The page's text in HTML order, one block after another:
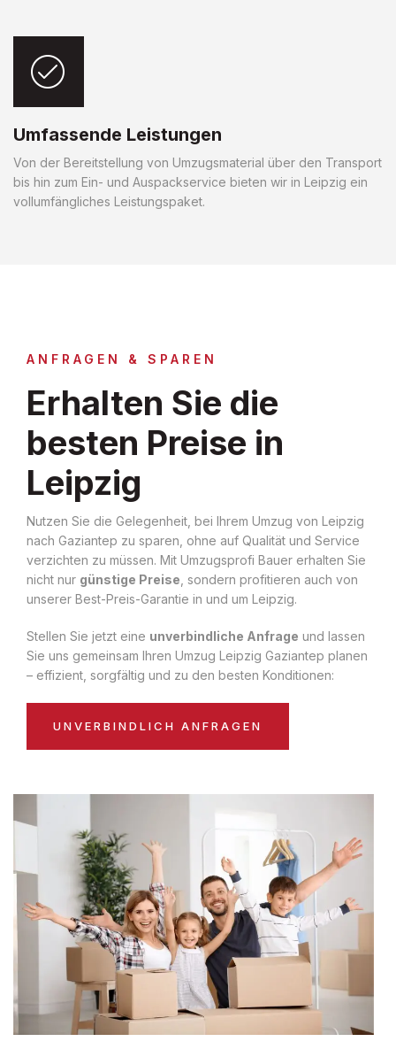
Umfassende Leistungen
Von der Bereitstellung von Umzugsmaterial über den Transport
bis hin zum Ein- und Auspackservice bieten wir in Leipzig ein
vollumfängliches Leistungspaket.
ANFRAGEN & SPAREN
Erhalten Sie die
besten Preise in
Leipzig
Nutzen Sie die Gelegenheit, bei Ihrem Umzug von Leipzig
nach Gaziantep zu sparen, ohne auf Qualität und Service
verzichten zu müssen. Mit Umzugsprofi Bauer erhalten Sie
nicht nur günstige Preise , sondern profitieren auch von
unserer Best-Preis-Garantie in und um Leipzig.
Stellen Sie jetzt eine unverbindliche Anfrage und lassen
Sie uns gemeinsam Ihren Umzug Leipzig Gaziantep planen
– effizient, sorgfältig und zu den besten Konditionen:
UNVERBINDLICH ANFRAGEN